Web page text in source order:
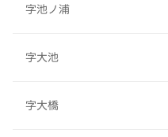
字池ノ浦
字大池
字大橋